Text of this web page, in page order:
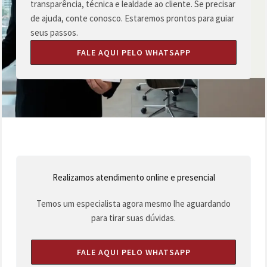
transparência, técnica e lealdade ao cliente. Se precisar
de ajuda, conte conosco. Estaremos prontos para guiar
seus passos.
FALE AQUI PELO WHATSAPP
Realizamos atendimento online e presencial
Temos um especialista agora mesmo lhe aguardando
para tirar suas dúvidas.
FALE AQUI PELO WHATSAPP